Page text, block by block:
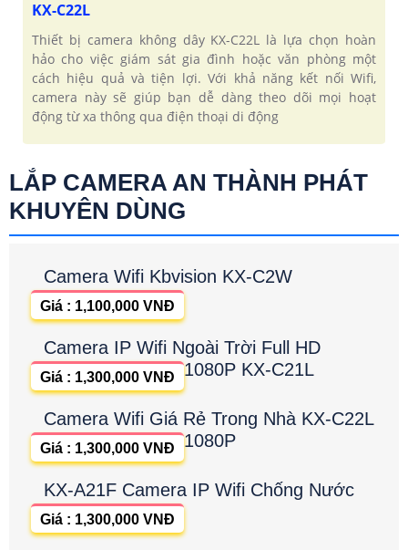
KX-C22L
Thiết bị camera không dây KX-C22L là lựa chọn hoàn
hảo cho việc giám sát gia đình hoặc văn phòng một
cách hiệu quả và tiện lợi. Với khả năng kết nối Wifi,
camera này sẽ giúp bạn dễ dàng theo dõi mọi hoạt
động từ xa thông qua điện thoại di động
LẮP CAMERA AN THÀNH PHÁT
KHUYÊN DÙNG
Camera Wifi Kbvision KX-C2W
Giá : 1,100,000 VNĐ
Camera IP Wifi Ngoài Trời Full HD
1080P KX-C21L
Giá : 1,300,000 VNĐ
Camera Wifi Giá Rẻ Trong Nhà KX-C22L
1080P
Giá : 1,300,000 VNĐ
KX-A21F Camera IP Wifi Chống Nước
Giá : 1,300,000 VNĐ